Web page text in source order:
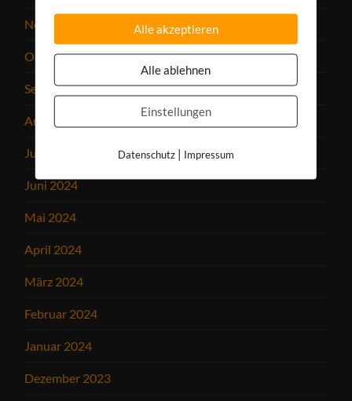
November 2024
Oktober 2024
September 2024
August 2024
Juli 2024
Juni 2024
Mai 2024
April 2024
März 2024
Februar 2024
Januar 2024
Dezember 2023
Alle akzeptieren
Alle ablehnen
Einstellungen
Datenschutz| Impressum